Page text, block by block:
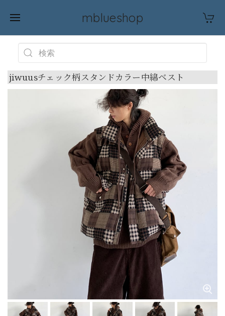
mblueshop
jiwuusチェック柄スタンドカラー中綿ベスト